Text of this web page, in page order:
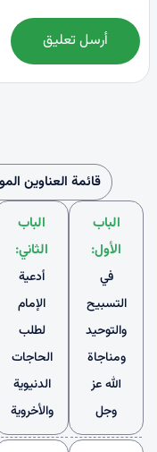
أرسل تعليق
قائمة العناوين
الباب
الأول:
في
التسبيح
والتوحيد
ومناجاة
الله عز
وجل
الباب
الثاني:
أدعية
الإمام
لطلب
الحاجات
الدنيوية
والأخروية